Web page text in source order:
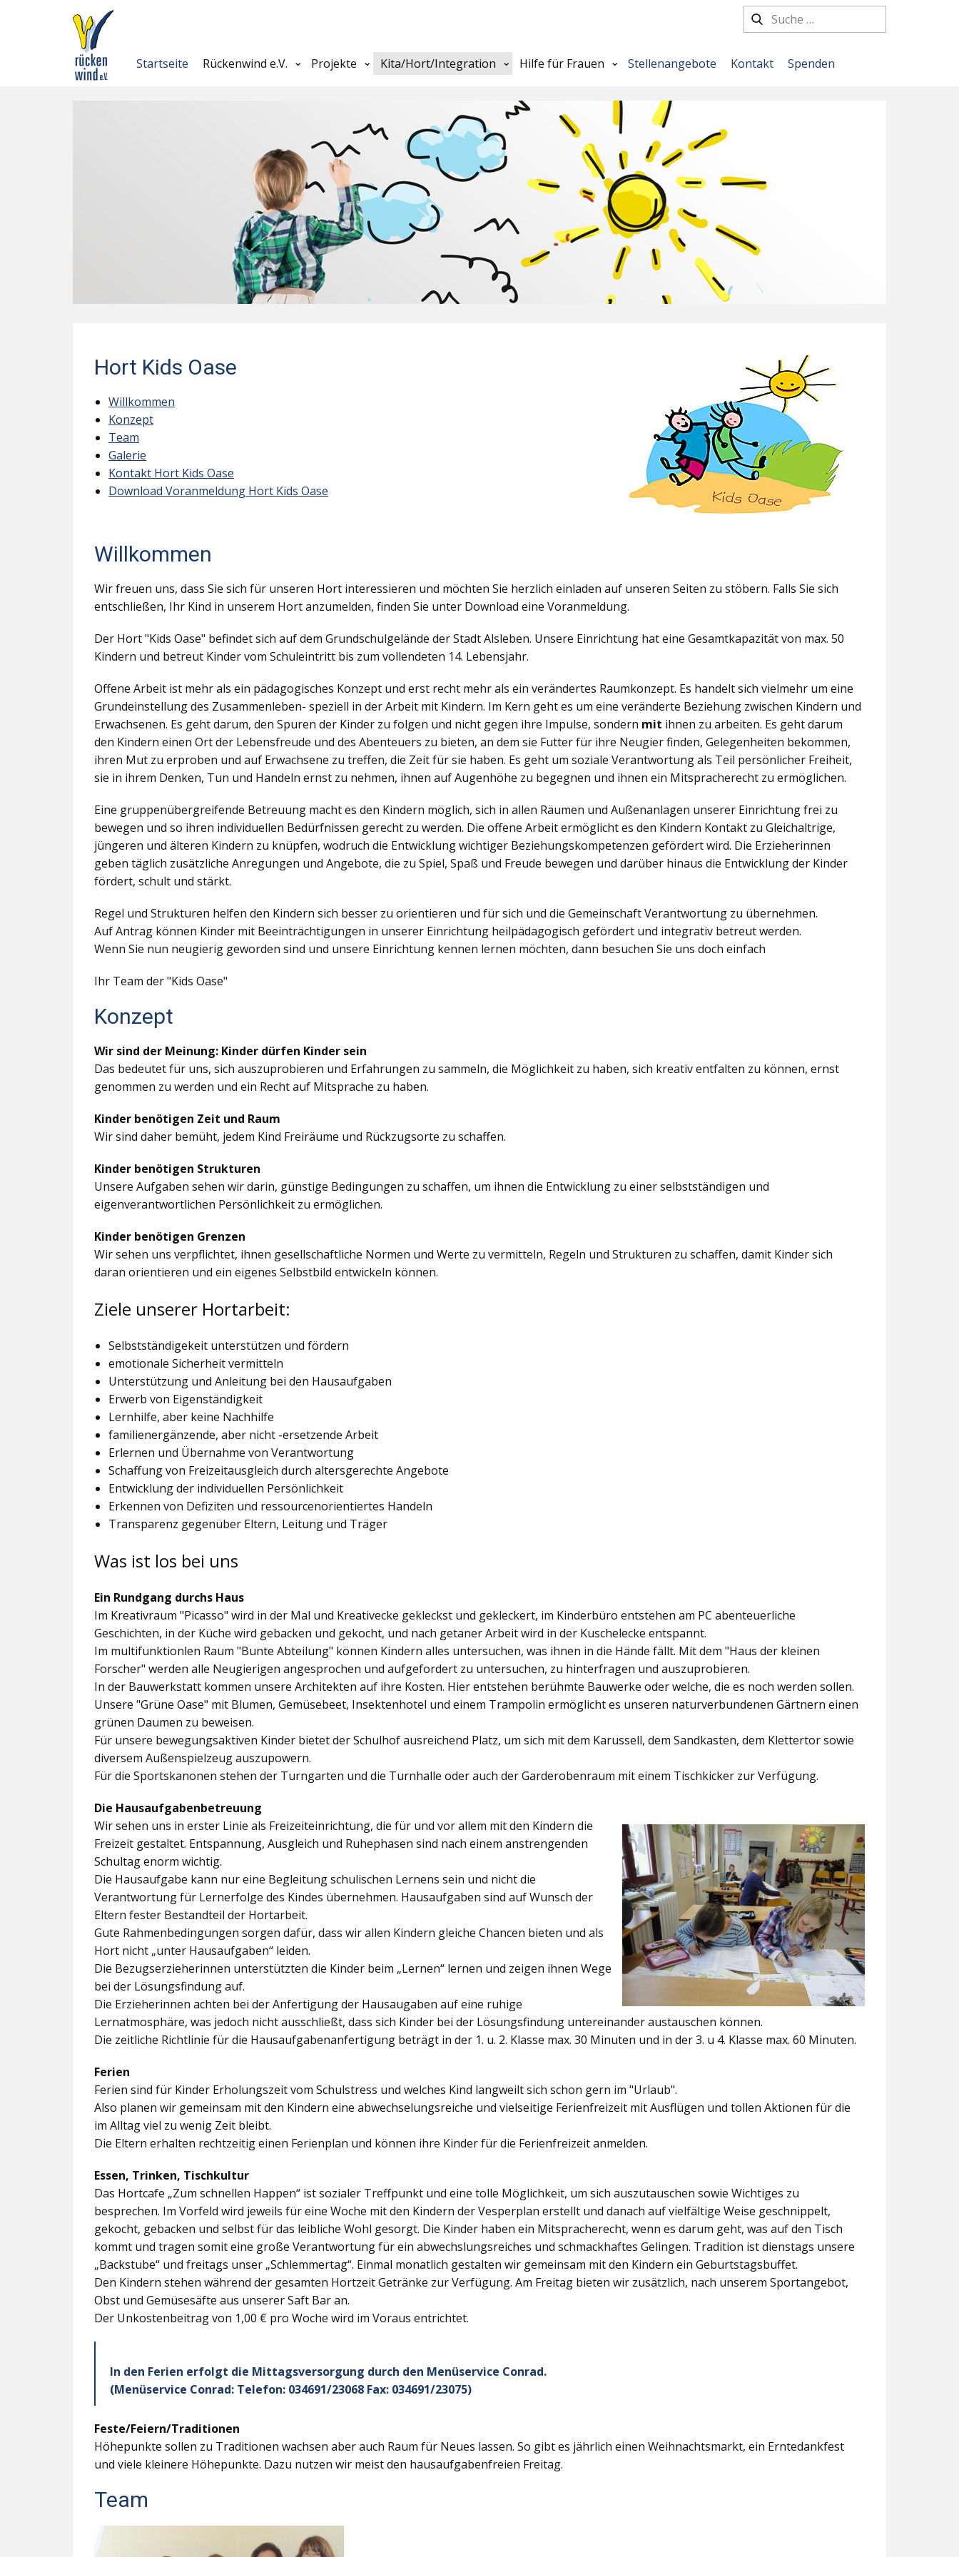
Startseite Rückenwind e.V. Projekte Kita/Hort/Integration Hilfe für Frauen Stellenangebote Kontakt Spenden
Hort Kids Oase
Willkommen
Konzept
Team
Galerie
Kontakt Hort Kids Oase
Download Voranmeldung Hort Kids Oase
Willkommen
Wir freuen uns, dass Sie sich für unseren Hort interessieren und möchten Sie herzlich einladen auf unseren Seiten zu stöbern. Falls Sie sich
entschließen, Ihr Kind in unserem Hort anzumelden, finden Sie unter Download eine Voranmeldung.
Der Hort "Kids Oase" befindet sich auf dem Grundschulgelände der Stadt Alsleben. Unsere Einrichtung hat eine Gesamtkapazität von max. 50
Kindern und betreut Kinder vom Schuleintritt bis zum vollendeten 14. Lebensjahr.
Offene Arbeit ist mehr als ein pädagogisches Konzept und erst recht mehr als ein verändertes Raumkonzept. Es handelt sich vielmehr um eine
Grundeinstellung des Zusammenleben- speziell in der Arbeit mit Kindern. Im Kern geht es um eine veränderte Beziehung zwischen Kindern und
Erwachsenen. Es geht darum, den Spuren der Kinder zu folgen und nicht gegen ihre Impulse, sondern mit ihnen zu arbeiten. Es geht darum
den Kindern einen Ort der Lebensfreude und des Abenteuers zu bieten, an dem sie Futter für ihre Neugier finden, Gelegenheiten bekommen,
ihren Mut zu erproben und auf Erwachsene zu treffen, die Zeit für sie haben. Es geht um soziale Verantwortung als Teil persönlicher Freiheit,
sie in ihrem Denken, Tun und Handeln ernst zu nehmen, ihnen auf Augenhöhe zu begegnen und ihnen ein Mitspracherecht zu ermöglichen.
Eine gruppenübergreifende Betreuung macht es den Kindern möglich, sich in allen Räumen und Außenanlagen unserer Einrichtung frei zu
bewegen und so ihren individuellen Bedürfnissen gerecht zu werden. Die offene Arbeit ermöglicht es den Kindern Kontakt zu Gleichaltrige,
jüngeren und älteren Kindern zu knüpfen, wodruch die Entwicklung wichtiger Beziehungskompetenzen gefördert wird. Die Erzieherinnen
geben täglich zusätzliche Anregungen und Angebote, die zu Spiel, Spaß und Freude bewegen und darüber hinaus die Entwicklung der Kinder
fördert, schult und stärkt.
Regel und Strukturen helfen den Kindern sich besser zu orientieren und für sich und die Gemeinschaft Verantwortung zu übernehmen.
Auf Antrag können Kinder mit Beeinträchtigungen in unserer Einrichtung heilpädagogisch gefördert und integrativ betreut werden.
Wenn Sie nun neugierig geworden sind und unsere Einrichtung kennen lernen möchten, dann besuchen Sie uns doch einfach
Ihr Team der "Kids Oase"
Konzept
Wir sind der Meinung: Kinder dürfen Kinder sein
Das bedeutet für uns, sich auszuprobieren und Erfahrungen zu sammeln, die Möglichkeit zu haben, sich kreativ entfalten zu können, ernst
genommen zu werden und ein Recht auf Mitsprache zu haben.
Kinder benötigen Zeit und Raum
Wir sind daher bemüht, jedem Kind Freiräume und Rückzugsorte zu schaffen.
Kinder benötigen Strukturen
Unsere Aufgaben sehen wir darin, günstige Bedingungen zu schaffen, um ihnen die Entwicklung zu einer selbstständigen und
eigenverantwortlichen Persönlichkeit zu ermöglichen.
Kinder benötigen Grenzen
Wir sehen uns verpflichtet, ihnen gesellschaftliche Normen und Werte zu vermitteln, Regeln und Strukturen zu schaffen, damit Kinder sich
daran orientieren und ein eigenes Selbstbild entwickeln können.
Ziele unserer Hortarbeit:
Selbstständigekeit unterstützen und fördern
emotionale Sicherheit vermitteln
Unterstützung und Anleitung bei den Hausaufgaben
Erwerb von Eigenständigkeit
Lernhilfe, aber keine Nachhilfe
familienergänzende, aber nicht -ersetzende Arbeit
Erlernen und Übernahme von Verantwortung
Schaffung von Freizeitausgleich durch altersgerechte Angebote
Entwicklung der individuellen Persönlichkeit
Erkennen von Defiziten und ressourcenorientiertes Handeln
Transparenz gegenüber Eltern, Leitung und Träger
Was ist los bei uns
Ein Rundgang durchs Haus
Im Kreativraum "Picasso" wird in der Mal und Kreativecke gekleckst und gekleckert, im Kinderbüro entstehen am PC abenteuerliche
Geschichten, in der Küche wird gebacken und gekocht, und nach getaner Arbeit wird in der Kuschelecke entspannt.
Im multifunktionlen Raum "Bunte Abteilung" können Kindern alles untersuchen, was ihnen in die Hände fällt. Mit dem "Haus der kleinen
Forscher" werden alle Neugierigen angesprochen und aufgefordert zu untersuchen, zu hinterfragen und auszuprobieren.
In der Bauwerkstatt kommen unsere Architekten auf ihre Kosten. Hier entstehen berühmte Bauwerke oder welche, die es noch werden sollen.
Unsere "Grüne Oase" mit Blumen, Gemüsebeet, Insektenhotel und einem Trampolin ermöglicht es unseren naturverbundenen Gärtnern einen
grünen Daumen zu beweisen.
Für unsere bewegungsaktiven Kinder bietet derSchulhofausreichend Platz, um sich mit dem Karussell, dem Sandkasten, dem Klettertor sowie
diversem Außenspielzeug auszupowern.
Für die Sportskanonen stehen der Turngarten und die Turnhalle oder auch derGarderobenraum mit einem Tischkicker zur Verfügung.
Die Hausaufgabenbetreuung
Wir sehen uns in erster Linie als Freizeiteinrichtung, die für und vor allem mit den Kindern die
Freizeit gestaltet. Entspannung, Ausgleich und Ruhephasen sind nach einem anstrengenden
Schultag enorm wichtig.
Die Hausaufgabe kann nur eine Begleitung schulischen Lernens sein und nicht die
Verantwortung für Lernerfolge des Kindes übernehmen. Hausaufgaben sind auf Wunsch der
Eltern fester Bestandteil der Hortarbeit.
Gute Rahmenbedingungen sorgen dafür, dass wir allen Kindern gleiche Chancen bieten und als
Hort nicht „unter Hausaufgaben“ leiden.
Die Bezugserzieherinnen unterstützten die Kinder beim „Lernen“ lernen und zeigen ihnen Wege
bei der Lösungsfindung auf.
Die Erzieherinnen achten bei der Anfertigung der Hausaugaben auf eine ruhige
Lernatmosphäre, was jedoch nicht ausschließt, dass sich Kinder bei der Lösungsfindung untereinander austauschen können.
Die zeitliche Richtlinie für die Hausaufgabenanfertigung beträgt in der 1. u. 2. Klasse max. 30 Minuten und in der 3. u 4. Klasse max. 60 Minuten.
Ferien
Ferien sind für Kinder Erholungszeit vom Schulstress und welches Kind langweilt sich schon gern im "Urlaub".
Also planen wir gemeinsam mit den Kindern eine abwechselungsreiche und vielseitige Ferienfreizeit mit Ausflügen und tollen Aktionen für die
im Alltag viel zu wenig Zeit bleibt.
Die Eltern erhalten rechtzeitig einen Ferienplan und können ihre Kinder für die Ferienfreizeit anmelden.
Essen, Trinken, Tischkultur
Das Hortcafe „Zum schnellen Happen“ ist sozialer Treffpunkt und eine tolle Möglichkeit, um sich auszutauschen sowie Wichtiges zu
besprechen. Im Vorfeld wird jeweils für eine Woche mit den Kindern der Vesperplan erstellt und danach auf vielfältige Weise geschnippelt,
gekocht, gebacken und selbst für das leibliche Wohl gesorgt. Die Kinder haben ein Mitspracherecht, wenn es darum geht, was auf den Tisch
kommt und tragen somit eine große Verantwortung für ein abwechslungsreiches und schmackhaftes Gelingen. Tradition ist dienstags unsere
„Backstube“ und freitags unser „Schlemmertag“. Einmal monatlich gestalten wir gemeinsam mit den Kindern ein Geburtstagsbuffet.
Den Kindern stehen während der gesamten Hortzeit Getränke zur Verfügung. Am Freitag bieten wir zusätzlich, nach unserem Sportangebot,
Obst und Gemüsesäfte aus unserer Saft Bar an.
Der Unkostenbeitrag von 1,00 € pro Woche wird im Voraus entrichtet.
In den Ferien erfolgt die Mittagsversorgung durch den Menüservice Conrad.
(Menüservice Conrad: Telefon: 034691/23068 Fax: 034691/23075)
Feste/Feiern/Traditionen
Höhepunkte sollen zu Traditionen wachsen aber auch Raum für Neues lassen. So gibt es jährlich einen Weihnachtsmarkt, ein Erntedankfest
und viele kleinere Höhepunkte. Dazu nutzen wir meist den hausaufgabenfreien Freitag.
Team